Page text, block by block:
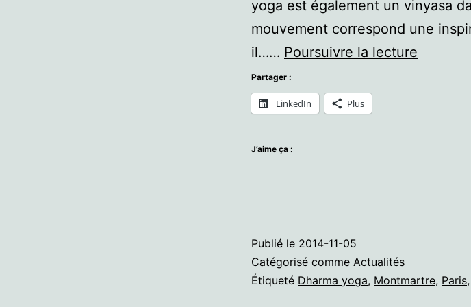
yoga est également un vinyasa
mouvement correspond une
il…… Poursuivre la lecture
Partager :
LinkedIn Plus
J’aime ça :
Publié le 2014-11-05
Catégorisé comme Actualités
Étiqueté Dharma yoga, Montmartre, Paris,